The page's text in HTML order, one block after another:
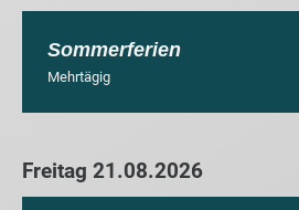
Sommerferien
Mehrtägig
Freitag 21.08.2026